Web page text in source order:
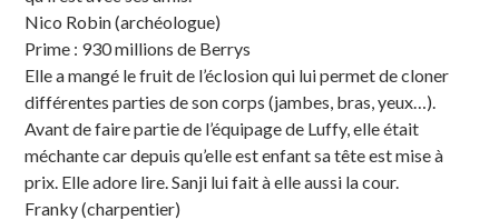
Nico Robin (archéologue)
Prime : 930 millions de Berrys
Elle a mangé le fruit de l’éclosion qui lui permet de cloner
différentes parties de son corps (jambes, bras, yeux…).
Avant de faire partie de l’équipage de Luffy, elle était
méchante car depuis qu’elle est enfant sa tête est mise à
prix. Elle adore lire. Sanji lui fait à elle aussi la cour.
Franky (charpentier)